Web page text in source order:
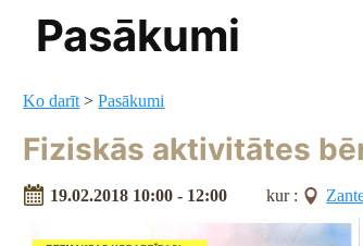
Pasākumi
Ko darīt >Pasākumi
Fiziskās aktivitātes
19.02.2018 10:00 - 12:00 kur :